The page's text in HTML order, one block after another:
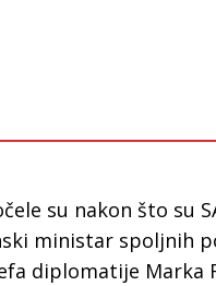
su nakon što su
ministar spoljnih
diplomatije Marka